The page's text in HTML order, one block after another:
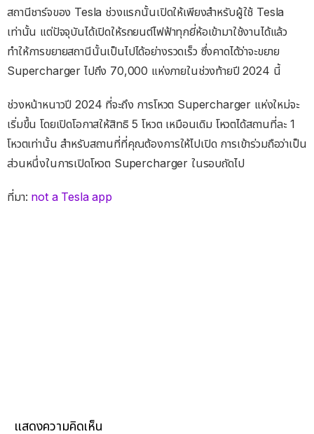
สถานีชาร์จของ Tesla ช่วงแรกนั้นเปิดให้เพียงสำหรับผู้ใช้ Tesla
เท่านั้น แต่ปัจจุบันได้เปิดให้รถยนต์ไฟฟ้าทุกยี่ห้อเข้ามาใช้งานได้แล้ว
ทำให้การขยายสถานีนั้นเป็นไปได้อย่างรวดเร็ว ซึ่งคาดได้ว่าจะขยาย
Supercharger ไปถึง 70,000 แห่งภายในช่วงท้ายปี 2024 นี้
ช่วงหน้าหนาวปี 2024 ที่จะถึง การโหวต Supercharger แห่งใหม่จะ
เริ่มขึ้น โดยเปิดโอกาสให้สิทธิ 5 โหวต เหมือนเดิม โหวตได้สถานที่ละ 1
โหวตเท่านั้น สำหรับสถานที่ที่คุณต้องการให้ไปเปิด การเข้าร่วมถือว่าเป็น
ส่วนหนึ่งในการเปิดโหวต Supercharger ในรอบถัดไป
ที่มา: not a Tesla app
แสดงความคิดเห็น